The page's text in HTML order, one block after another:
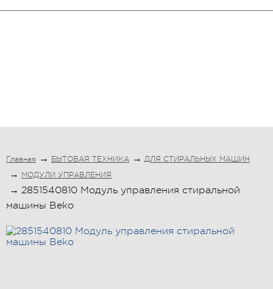
Главная БЫТОВАЯ ТЕХНИКА
ДЛЯ СТИРАЛЬНЫХ МАШИН
МОДУЛИ УПРАВЛЕНИЯ
2851540810 Модуль управления стиральной
машины Beko